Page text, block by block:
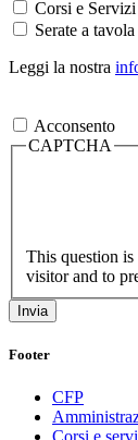
Corsi e
Serate a
Leggi la nostra
Acconsento
CAPTCHA
This question
visitor and to
Footer
CFP